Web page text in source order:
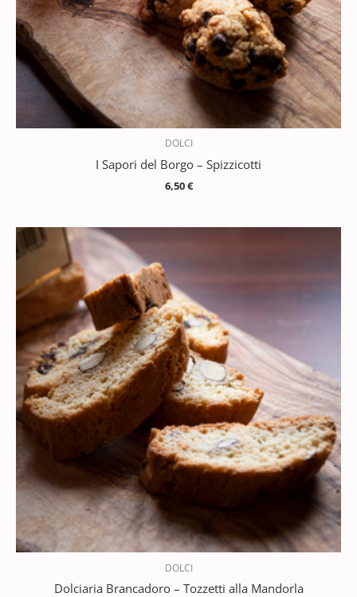
DOLCI
I Sapori del Borgo – Spizzicotti
6,50€
DOLCI
Dolciaria Brancadoro – Tozzetti alla Mandorla